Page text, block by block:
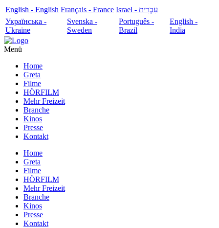
English - English Français - France
עִבְרִית - Israel
Українська -
Ukraine
Svenska -
Sweden
Português -
Brazil
English -
India
Menü
Home
Greta
Filme
HÖRFILM
Mehr Freizeit
Branche
Kinos
Presse
Kontakt
Home
Greta
Filme
HÖRFILM
Mehr Freizeit
Branche
Kinos
Presse
Kontakt